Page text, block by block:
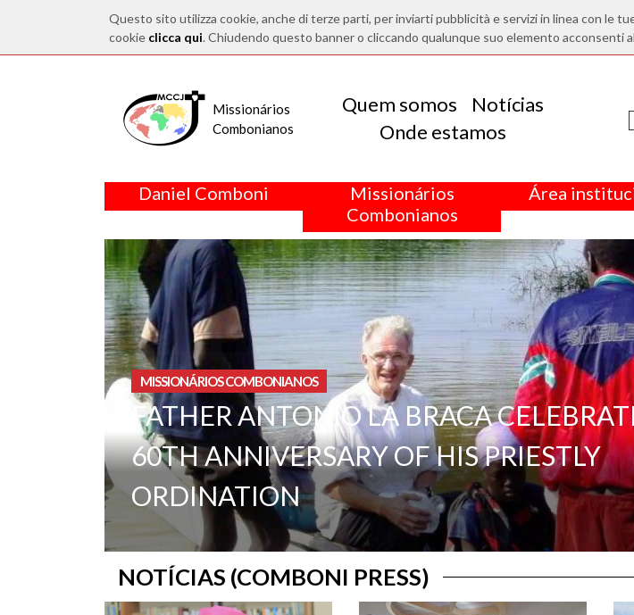
Questo sito utilizza cookie, anche di terze parti, per inviarti pubblicità e servizi in linea con le
cookie clicca qui. Chiudendo questo banner o cliccando qualunque suo elemento acconsenti
Missionários
Combonianos
Quem somos
Notícias
Onde estamos
Daniel Comboni
Missionários
Combonianos
Área
< MISSIONÁRIOS COMBONIANOS
FATHER ANTONIO LA BRACA
60TH ANNIVERSARY OF HIS PRIESTLY
ORDINATION
NOTÍCIAS (COMBONI PRESS)